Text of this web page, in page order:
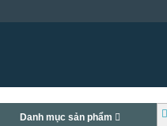
Danh mục sản phẩm